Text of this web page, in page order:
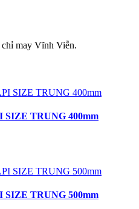
may Vĩnh Viễn.
SIZE TRUNG 400mm
SIZE TRUNG 500mm